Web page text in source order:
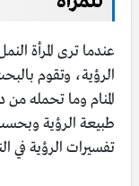
عندما ترى المرأة
الرؤية، وتقوم
المنام وما تحمله
طبيعة الرؤية
تفسيرات الرؤية في